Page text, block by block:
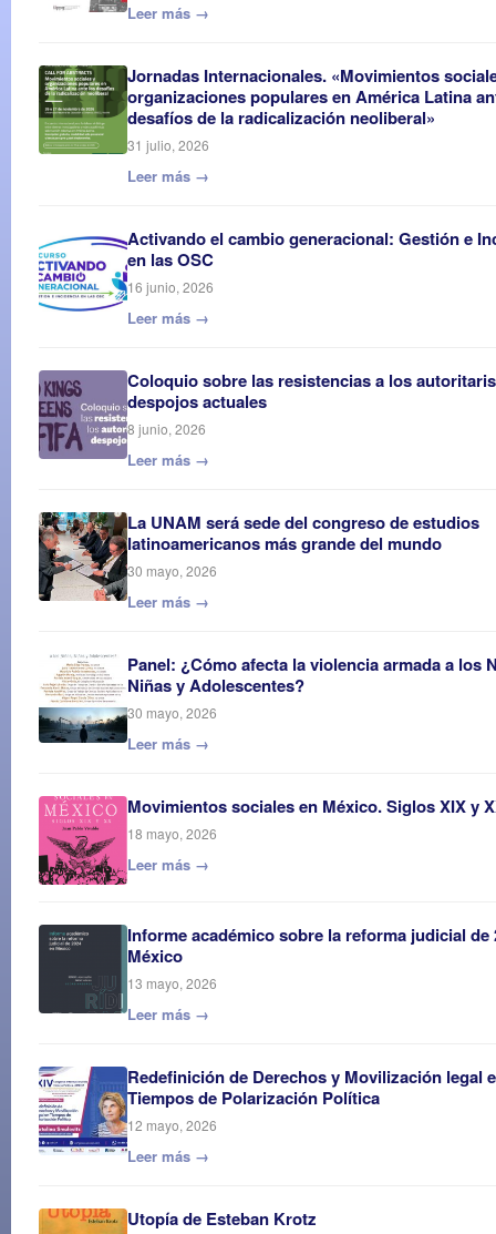
Leer más →
Jornadas Internacionales. «Movimientos
organizaciones populares en América Latina
desafíos de la radicalización neoliberal»
31 julio, 2026
Leer más →
Activando el cambio generacional: Gestión e
en las OSC
16 junio, 2026
Leer más →
Coloquio sobre las resistencias a los
despojos actuales
8 junio, 2026
Leer más →
La UNAM será sede del congreso de estudios
latinoamericanos más grande del mundo
30 mayo, 2026
Leer más →
Panel: ¿Cómo afecta la violencia armada a los
Niñas y Adolescentes?
30 mayo, 2026
Leer más →
Movimientos sociales en México. Siglos XIX y
18 mayo, 2026
Leer más →
Informe académico sobre la reforma judicial de
México
13 mayo, 2026
Leer más →
Redefinición de Derechos y Movilización legal
Tiempos de Polarización Política
12 mayo, 2026
Leer más →
Utopía de Esteban Krotz